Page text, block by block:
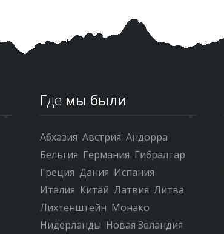
Где мы были
Абхазия Австрия Андорра
Бельгия Германия Гибралтар
Греция Дания Испания
Италия Китай Латвия Литва
Лихтенштейн Монако
Нидерланды Новая Зеландия